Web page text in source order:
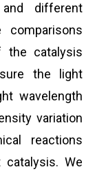
different
the catalysis
the light
wavelength
variation
reactions
We